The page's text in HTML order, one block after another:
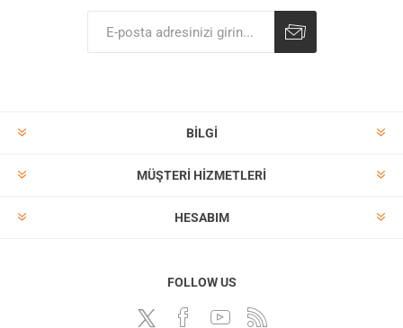
BILGI
MÜŞTERI HIZMETLERI
HESABIM
FOLLOW US